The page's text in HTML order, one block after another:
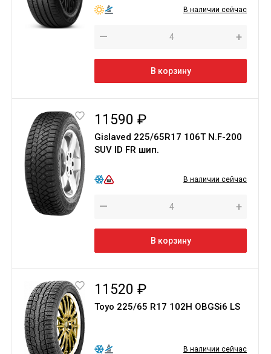
В наличии сейчас
— +
В корзину
11590 ₽
Gislaved 225/65R17 106T N.F-200
SUV ID FR шип.
В наличии сейчас
— +
В корзину
11520 ₽
Toyo 225/65 R17 102H OBGSi6 LS
В наличии сейчас